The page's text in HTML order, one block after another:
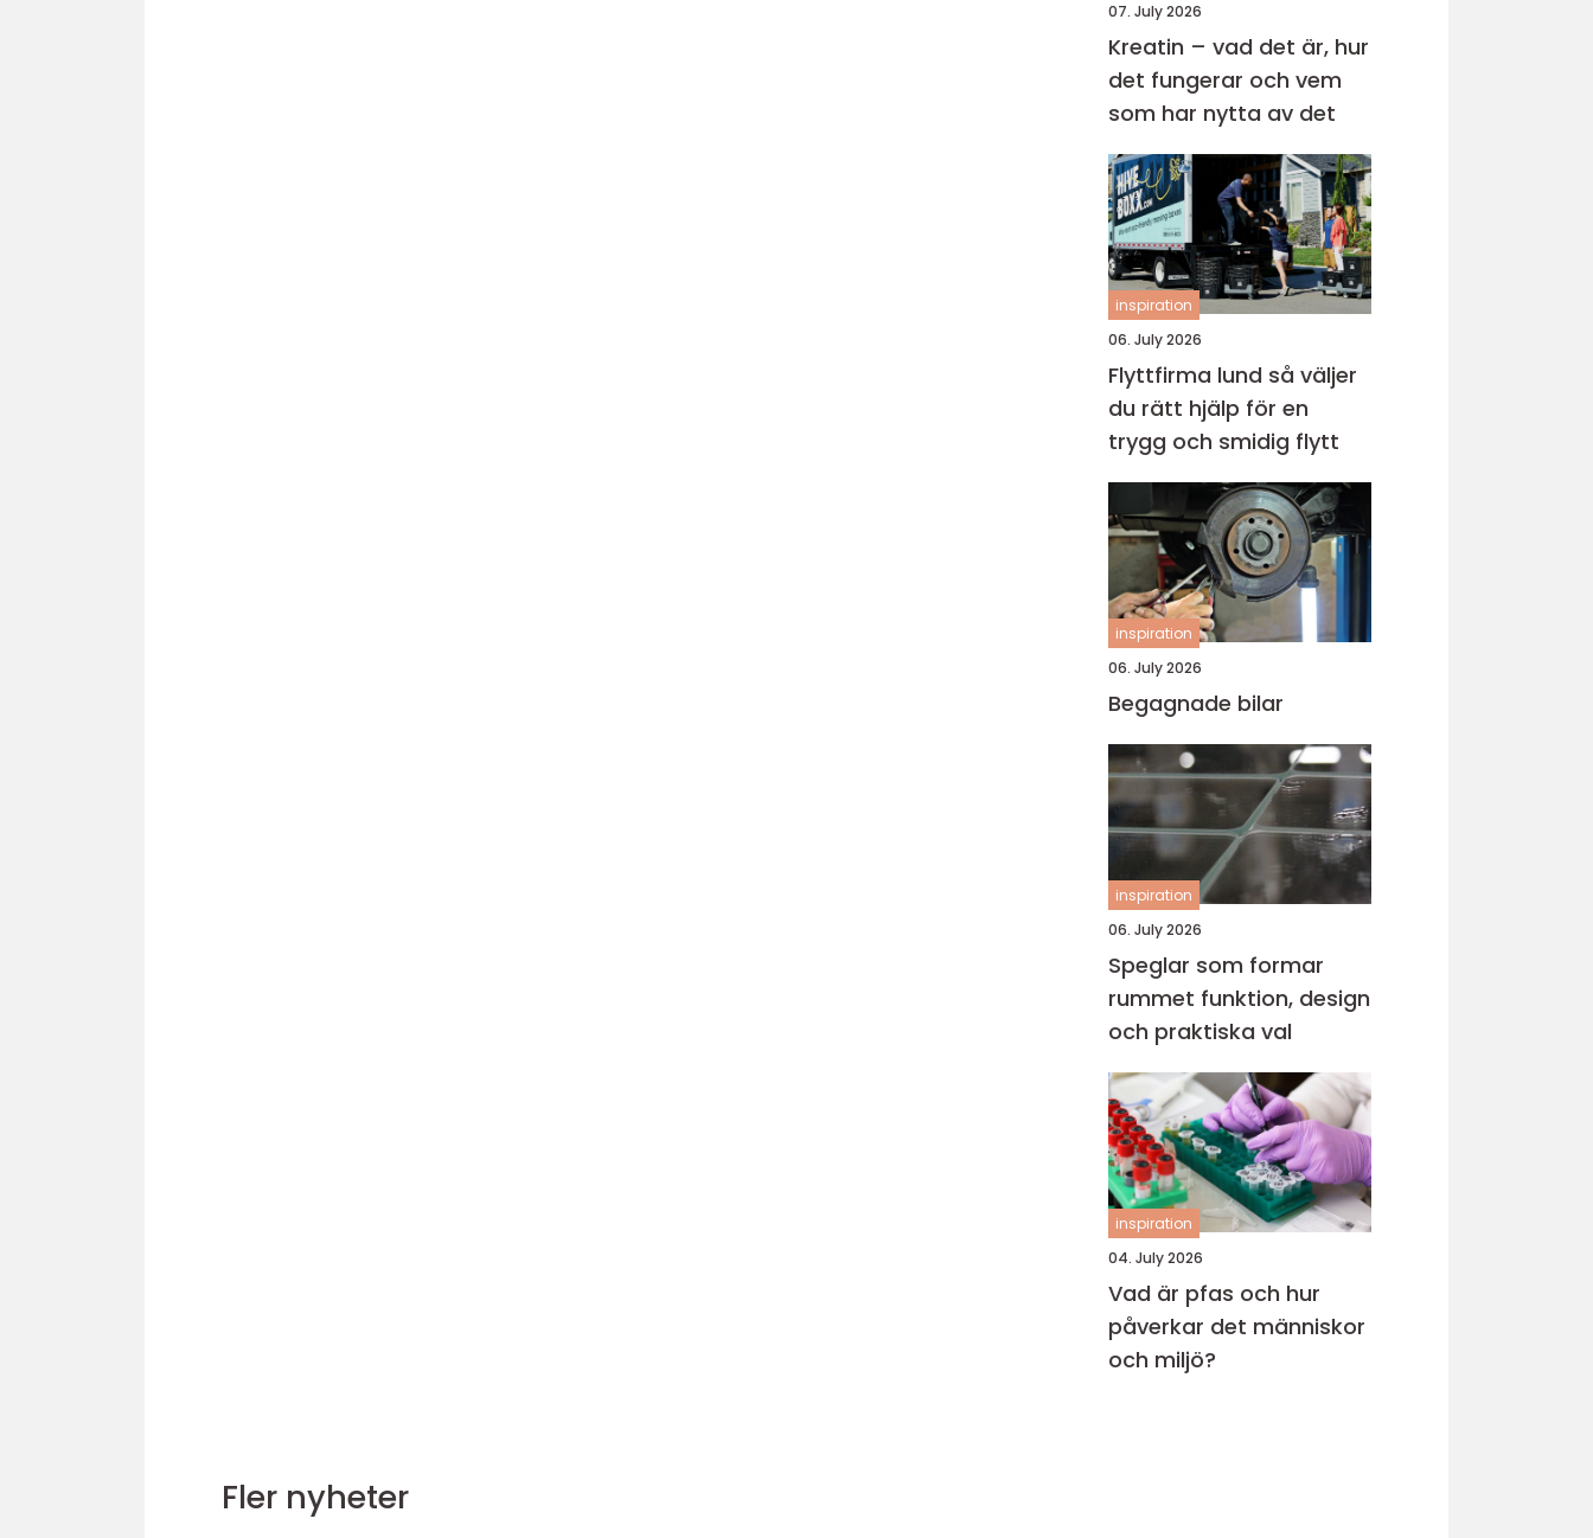
07. July 2026
Kreatin – vad det är, hur
det fungerar och vem
som har nytta av det
inspiration
06. July 2026
Flyttfirma lund så väljer
du rätt hjälp för en
trygg och smidig flytt
inspiration
06. July 2026
Begagnade bilar
inspiration
06. July 2026
Speglar som formar
rummet funktion, design
och praktiska val
inspiration
04. July 2026
Vad är pfas och hur
påverkar det människor
och miljö?
Fler nyheter